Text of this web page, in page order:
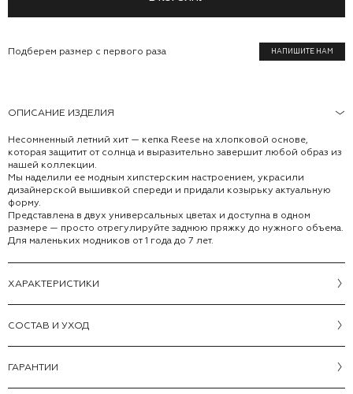
Подберем размер с первого раза НАПИШИТЕ НАМ
ОПИСАНИЕ ИЗДЕЛИЯ
Несомненный летний хит — кепка Reese на хлопковой основе,
которая защитит от солнца и выразительно завершит любой образ из
нашей коллекции.
Мы наделили ее модным хипстерским настроением, украсили
дизайнерской вышивкой спереди и придали козырьку актуальную
форму.
Представлена в двух универсальных цветах и доступна в одном
размере — просто отрегулируйте заднюю пряжку до нужного объема.
Для маленьких модников от 1 года до 7 лет.
ХАРАКТЕРИСТИКИ
CОСТАВ И УХОД
ГАРАНТИИ